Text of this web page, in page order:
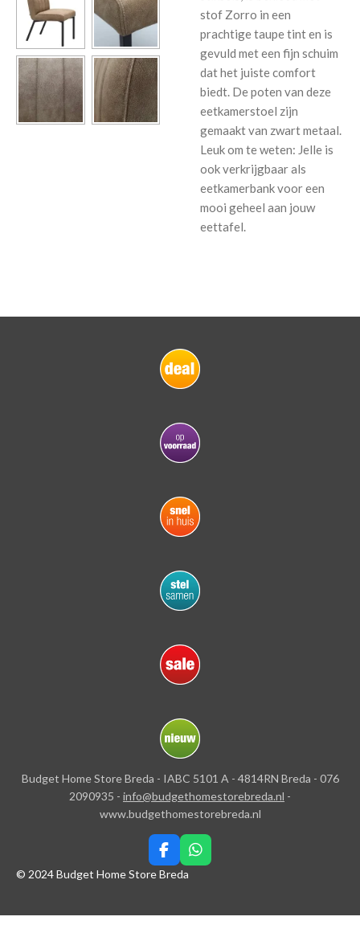
stof Zorro in een
prachtige taupe tint en is
gevuld met een fijn schuim
dat het juiste comfort
biedt. De poten van deze
eetkamerstoel zijn
gemaakt van zwart metaal.
Leuk om te weten: Jelle is
ook verkrijgbaar als
eetkamerbank voor een
mooi geheel aan jouw
eettafel.
Budget Home Store Breda - IABC 5101 A - 4814RN Breda - 076
2090935 - info@budgethomestorebreda.nl -
www.budgethomestorebreda.nl
F
a
b
W
h
s
© 2024 Budget Home Store Breda